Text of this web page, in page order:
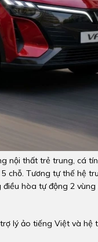
nội thất trẻ trung, cá
chỗ. Tương tự thế hệ
hòa tự động 2
lý ảo tiếng Việt và